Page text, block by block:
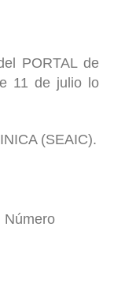
PORTAL de
11 de julio lo
(SEAIC).
Número